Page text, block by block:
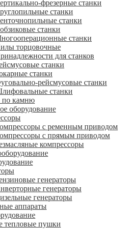
фрезерные станки
станки
станки
станки
станки
торцовочные
для станков
станки
станки
рейсмусовые станки
станки
по камню
оборудование
с ременным приводом
с прямым приводом
компрессоры
генераторы
генераторы
генераторы
аппараты
тепловые пушки